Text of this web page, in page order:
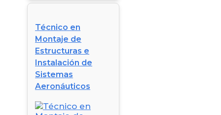
Técnico en
Montaje de
Estructuras e
Instalación de
Sistemas
Aeronáuticos